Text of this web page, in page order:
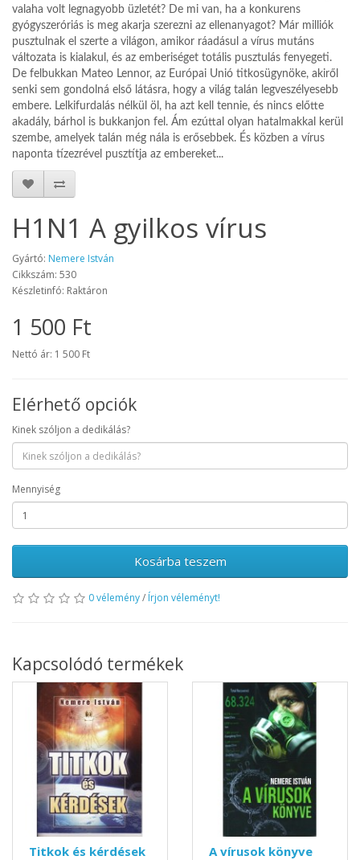
valaha volt legnagyobb üzletét? De mi van, ha a konkurens
gyógyszeróriás is meg akarja szerezni az ellenanyagot? Már milliók
pusztulnak el szerte a világon, amikor ráadásul a vírus mutáns
változata is kialakul, és az emberiséget totális pusztulás fenyegeti.
De felbukkan Mateo Lennor, az Európai Unió titkosügynöke, akiről
senki sem gondolná első látásra, hogy a világ talán legveszélyesebb
embere. Lelkifurdalás nélkül öl, ha azt kell tennie, és nincs előtte
akadály, bárhol is bukkanjon fel. Ám ezúttal olyan hatalmakkal kerül
szembe, amelyek talán még nála is erősebbek. És közben a vírus
naponta tízezrével pusztítja az embereket...
H1N1 A gyilkos vírus
Gyártó: Nemere István
Cikkszám: 530
Készletinfó: Raktáron
1 500 Ft
Nettó ár: 1 500 Ft
Elérhető opciók
Kinek szóljon a dedikálás?
Mennyiség
Kosárba teszem
0 vélemény/ Írjon véleményt!
Kapcsolódó termékek
Titkok és kérdések A vírusok könyve